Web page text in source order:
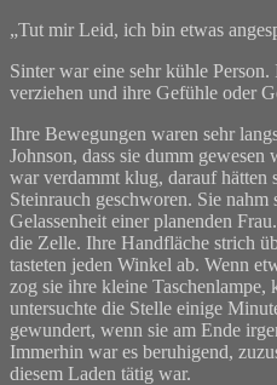
„Tut mir Leid, ich bin etwas
Sinter war eine sehr kühle
verziehen und ihre Gefühle oder
Ihre Bewegungen waren sehr
Johnson, dass sie dumm
war verdammt klug, darauf hätten
Steinrauch geschworen. Sie
Gelassenheit einer planenden
die Zelle. Ihre Handfläche strich
tasteten jeden Winkel ab. Wenn
zog sie ihre kleine Taschenlampe,
untersuchte die Stelle einige
gewundert, wenn sie am Ende
Immerhin war es beruhigend,
diesem Laden tätig war.